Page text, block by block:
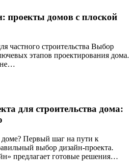
проекты домов с плоской
частного строительства Выбор
этапов проектирования дома.
не…
для строительства дома:
доме? Первый шаг на пути к
выбор дизайн-проекта.
предлагает готовые решения…